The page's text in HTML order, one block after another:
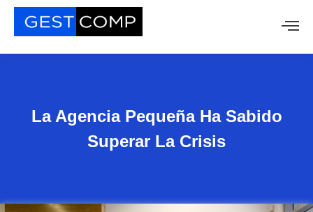
La Agencia Pequeña Ha Sabido
Superar La Crisis